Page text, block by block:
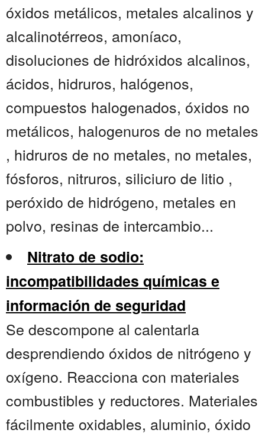
óxidos metálicos, metales alcalinos y
alcalinotérreos, amoníaco,
disoluciones de hidróxidos alcalinos,
ácidos, hidruros, halógenos,
compuestos halogenados, óxidos no
metálicos, halogenuros de no metales
, hidruros de no metales, no metales,
fósforos, nitruros, siliciuro de litio ,
peróxido de hidrógeno, metales en
polvo, resinas de intercambio...
Nitrato de sodio:
incompatibilidades químicas e
información de seguridad
Se descompone al calentarla
desprendiendo óxidos de nitrógeno y
oxígeno. Reacciona con materiales
combustibles y reductores. Materiales
fácilmente oxidables, aluminio, óxido